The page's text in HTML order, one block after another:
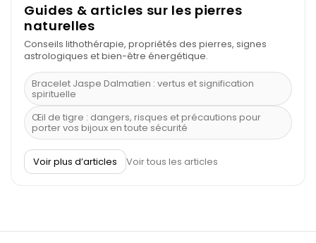
Guides & articles sur les pierres
naturelles
Conseils lithothérapie, propriétés des pierres, signes
astrologiques et bien-être énergétique.
Bracelet Jaspe Dalmatien : vertus et signification
spirituelle
Œil de tigre : dangers, risques et précautions pour
porter vos bijoux en toute sécurité
À quel poignet porter un bracelet de pierre
Découvrez le scorpion et ses pierres
Voir plus d’articles Voir tous les articles